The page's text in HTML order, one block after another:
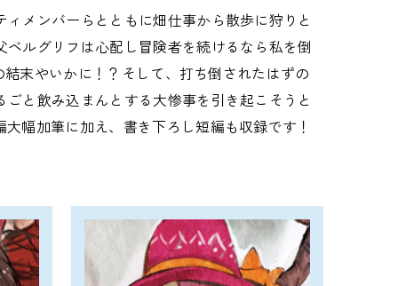
メンバーらとともに畑仕事から散歩に狩りと
ルグリフは心配し冒険者を続けるなら私を倒
末やいかに！？そして、打ち倒されたはずの
と飲み込まんとする大惨事を引き起こそうと
幅加筆に加え、書き下ろし短編も収録です！